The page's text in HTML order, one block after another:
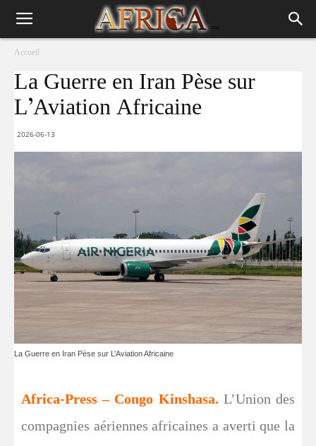
Accueil
La Guerre en Iran Pèse sur
L’Aviation Africaine
2026-06-13
La Guerre en Iran Pèse sur L’Aviation Africaine
Africa-Press – Congo Kinshasa. L’Union des
compagnies aériennes africaines a averti que la